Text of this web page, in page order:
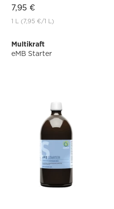
7,95 €
1 L (7,95 €/1 L)
Multikraft
eMB Starter